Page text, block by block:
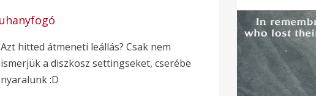
Azt hitted átmeneti leállás? Csak nem
ismerjük a diszkosz settingseket, cserébe
nyaralunk :D